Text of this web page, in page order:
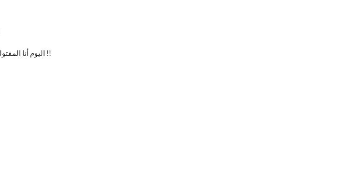
اليوم أنا المقتولة وغدا سيكون غيري مالم تعيدوا النظر في أحكامكم هذه الجائرة ، ولكم في القصاص حياة !!